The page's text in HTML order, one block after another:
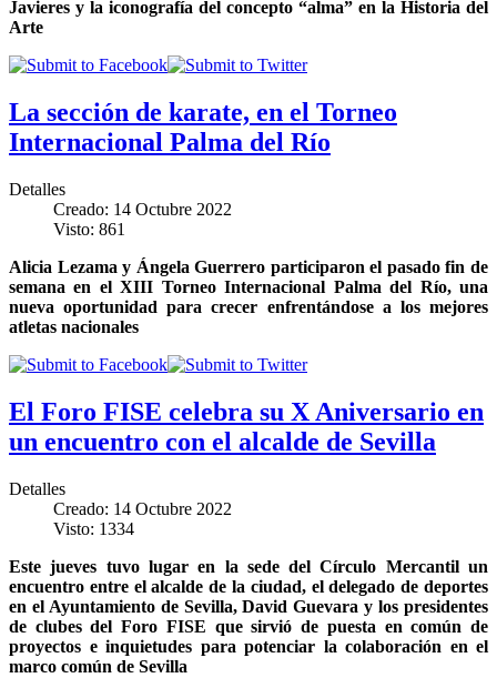
Javieres y la iconografía del concepto “alma” en la Historia del
Arte
La sección de karate, en el Torneo
Internacional Palma del Río
Detalles
Creado: 14 Octubre 2022
Visto: 861
Alicia Lezama y Ángela Guerrero participaron el pasado fin de
semana en el XIII Torneo Internacional Palma del Río, una
nueva oportunidad para crecer enfrentándose a los mejores
atletas nacionales
El Foro FISE celebra su X Aniversario en
un encuentro con el alcalde de Sevilla
Detalles
Creado: 14 Octubre 2022
Visto: 1334
Este jueves tuvo lugar en la sede del Círculo Mercantil un
encuentro entre el alcalde de la ciudad, el delegado de deportes
en el Ayuntamiento de Sevilla, David Guevara y los presidentes
de clubes del Foro FISE que sirvió de puesta en común de
proyectos e inquietudes para potenciar la colaboración en el
marco común de Sevilla